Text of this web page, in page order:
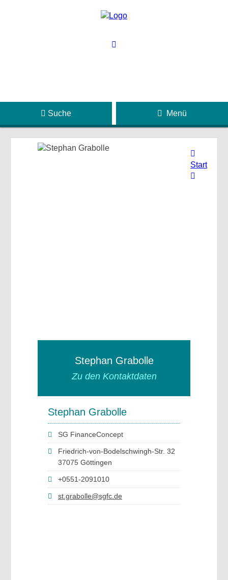
Suche Menü
Stephan Grabolle
Zu den Kontaktdaten
Stephan Grabolle
SG FinanceConcept
Friedrich-von-Bodelschwingh-Str. 32
37075 Göttingen
+0551-2091010
st.grabolle@sgfc.de
Start